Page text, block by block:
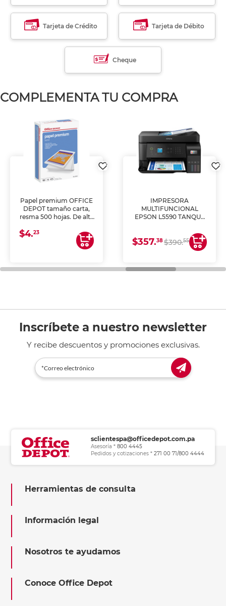
Tarjeta de Crédito Tarjeta de Débito
Cheque
COMPLEMENTA TU COMPRA
Papel premium OFFICE
DEPOT tamaño carta,
resma 500 hojas. De alta
uniforme, ideal para
impresoras de inyección
de tinta y láser,
general de oficina.
$4.23
IMPRESORA
MULTIFUNCIONAL
EPSON L5590 TANQUE
COPIA Y ESCANEA)
$357.38$390.55
Inscríbete a nuestro newsletter
Y recibe descuentos y promociones exclusivas.
sclientespa@officedepot.com.pa
Asesoría * 800 4445
Pedidos y cotizaciones * 271 00 71/800 4444
Herramientas de consulta
Información legal
Nosotros te ayudamos
Conoce Office Depot